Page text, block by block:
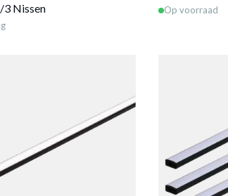
3 Nissen
Op voorraad